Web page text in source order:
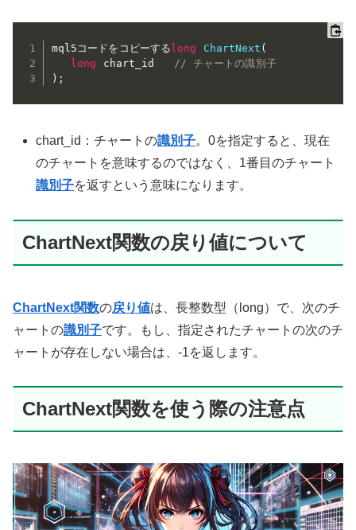
mql5コードをコピーする long ChartNext (
long chart_id // チャートの識別子
) ;
chart_id：チャートの識別子。0を指定すると、現在
のチャートを意味するのではなく、1番目のチャート
識別子を返すという意味になります。
ChartNext関数の戻り値について
ChartNext関数の戻り値は、長整数型（long）で、次のチ
ャートの識別子です。もし、指定されたチャートの次のチ
ャートが存在しない場合は、-1を返します。
ChartNext関数を使う際の注意点